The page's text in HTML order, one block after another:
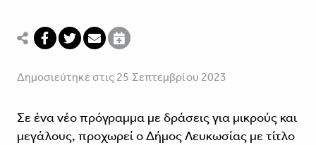
Δημοσιεύτηκε στις 25 Σεπτεμβρίου 2023
Σε ένα νέο πρόγραμμα με δράσεις για μικρούς και
μεγάλους, προχωρεί ο Δήμος Λευκωσίας με τίτλο